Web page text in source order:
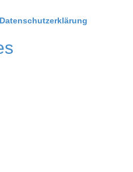
Datenschutzerklärung